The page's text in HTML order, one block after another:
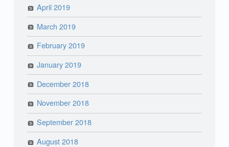
April 2019
March 2019
February 2019
January 2019
December 2018
November 2018
September 2018
August 2018